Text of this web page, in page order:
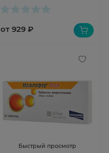
от 929 ₽
Быстрый просмотр